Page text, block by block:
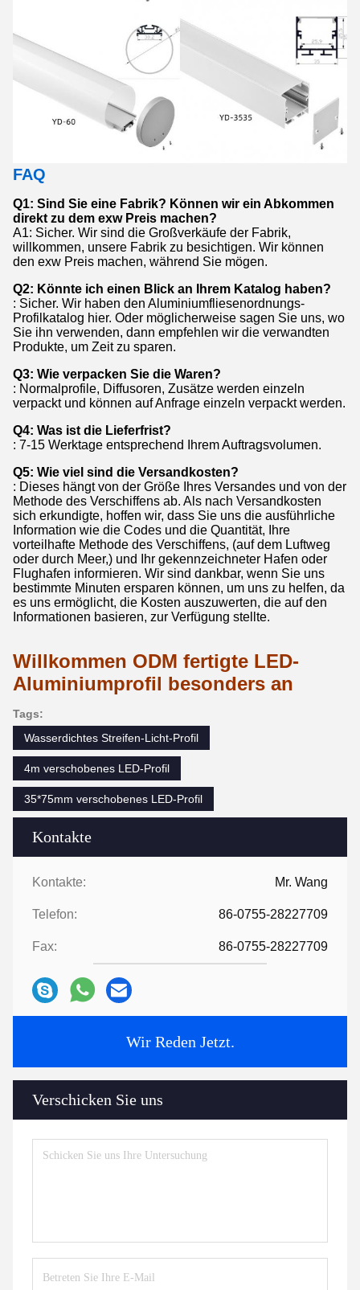
Kontakte
Kontakte: Mr. Wang
Telefon: 86-0755-28227709
Fax: 86-0755-28227709
Wir Reden Jetzt.
Verschicken Sie uns
FAQ
Q1: Sind Sie eine Fabrik? Können wir ein Abkommen
direkt zu dem exw Preis machen?
A1: Sicher. Wir sind die Großverkäufe der Fabrik,
willkommen, unsere Fabrik zu besichtigen. Wir können
den exw Preis machen, während Sie mögen.
Q2: Könnte ich einen Blick an Ihrem Katalog haben?
: Sicher. Wir haben den Aluminiumfliesenordnungs-
Profilkatalog hier. Oder möglicherweise sagen Sie uns, wo
Sie ihn verwenden, dann empfehlen wir die verwandten
Produkte, um Zeit zu sparen.
Q3: Wie verpacken Sie die Waren?
: Normalprofile, Diffusoren, Zusätze werden einzeln
verpackt und können auf Anfrage einzeln verpackt werden.
Q4: Was ist die Lieferfrist?
: 7-15 Werktage entsprechend Ihrem Auftragsvolumen.
Q5: Wie viel sind die Versandkosten?
: Dieses hängt von der Größe Ihres Versandes und von der
Methode des Verschiffens ab. Als nach Versandkosten
sich erkundigte, hoffen wir, dass Sie uns die ausführliche
Information wie die Codes und die Quantität, Ihre
vorteilhafte Methode des Verschiffens, (auf dem Luftweg
oder durch Meer,) und Ihr gekennzeichneter Hafen oder
Flughafen informieren. Wir sind dankbar, wenn Sie uns
bestimmte Minuten ersparen können, um uns zu helfen, da
es uns ermöglicht, die Kosten auszuwerten, die auf den
Informationen basieren, zur Verfügung stellte.
Willkommen ODM fertigte LED-
Aluminiumprofil besonders an
Tags:
Wasserdichtes Streifen-Licht-Profil
4m verschobenes LED-Profil
35*75mm verschobenes LED-Profil